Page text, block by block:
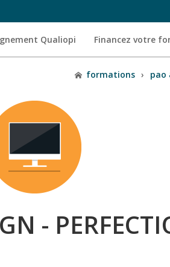
Qualiopi Financez votre
formations › pao
-